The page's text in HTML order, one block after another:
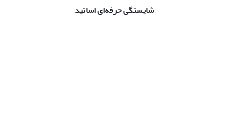
شایستگی حرفه‌ای اساتید